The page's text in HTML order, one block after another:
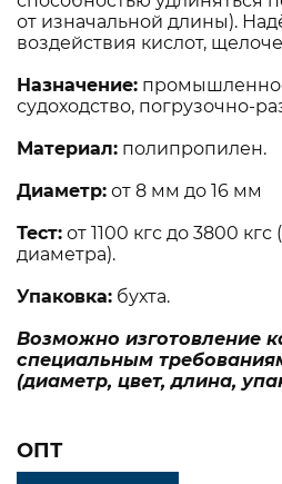
от изначальной длины).
воздействия кислот,
Назначение:
судоходство, погрузочно-
Материал: полипропилен.
Диаметр: от 8 мм до 16 мм
Тест: от 1100 кгс до 3800
диаметра).
Упаковка: бухта.
Возможно изготовление
специальным
(диаметр, цвет, длина,
ОПТ